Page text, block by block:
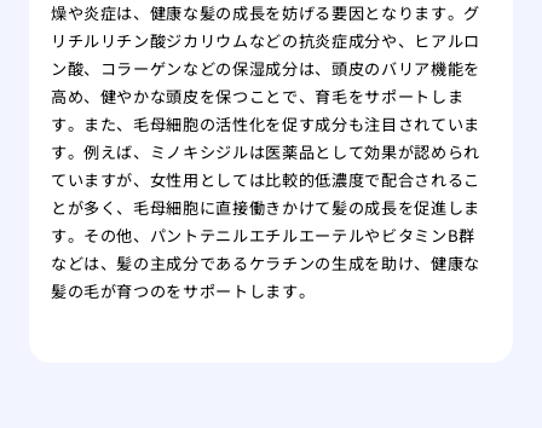
燥や炎症は、健康な髪の成長を妨げる要因となります。グ
リチルリチン酸ジカリウムなどの抗炎症成分や、ヒアルロ
ン酸、コラーゲンなどの保湿成分は、頭皮のバリア機能を
高め、健やかな頭皮を保つことで、育毛をサポートしま
す。また、毛母細胞の活性化を促す成分も注目されていま
す。例えば、ミノキシジルは医薬品として効果が認められ
ていますが、女性用としては比較的低濃度で配合されるこ
とが多く、毛母細胞に直接働きかけて髪の成長を促進しま
す。その他、パントテニルエチルエーテルやビタミンB群
などは、髪の主成分であるケラチンの生成を助け、健康な
髪の毛が育つのをサポートします。